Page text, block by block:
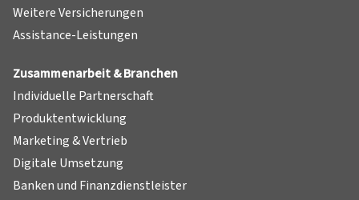
Weitere Versicherungen
Assistance-Leistungen
Zusammenarbeit & Branchen
Individuelle Partnerschaft
Produktentwicklung
Marketing & Vertrieb
Digitale Umsetzung
Banken und Finanzdienstleister